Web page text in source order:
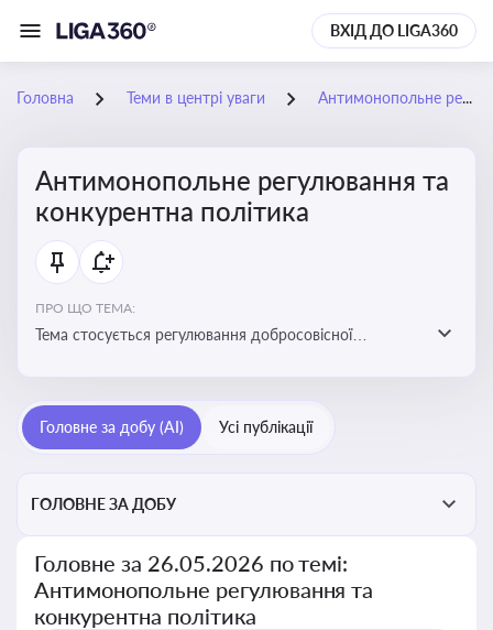
ВХІД ДО LIGA360
Головна Теми в центрі уваги Антимонопольне регулювання та конкурентна політика
Антимонопольне регулювання та
конкурентна політика
ПРО ЩО ТЕМА:
Тема стосується регулювання добросовісної
забезпечення рівних умов для суб’єктів
господарювання
Головне за добу (AI) Усі публікації
ГОЛОВНЕ ЗА ДОБУ
Головне за 26.05.2026 по темі:
Антимонопольне регулювання та
конкурентна політика